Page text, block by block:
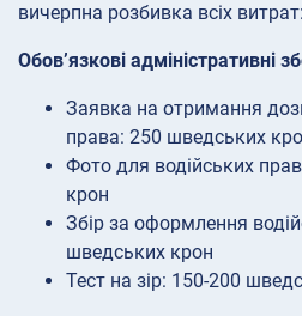
вичерпна розбивка всіх витрат:
Обов’язкові адміністративні
Заявка на отримання
права: 250 шведських
Фото для водійських
крон
Збір за оформлення
шведських крон
Тест на зір: 150-200